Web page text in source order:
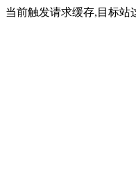
当前触发请求缓存,目标